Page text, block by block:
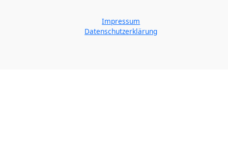
Impressum
Datenschutzerklärung